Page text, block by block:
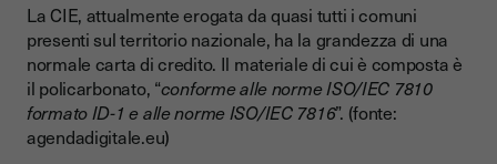
La CIE, attualmente erogata da quasi tutti i comuni
presenti sul territorio nazionale, ha la grandezza di una
normale carta di credito. Il materiale di cui è composta è
il policarbonato, “conforme alle norme ISO/IEC 7810
formato ID-1 e alle norme ISO/IEC 7816”. (fonte:
agendadigitale.eu)